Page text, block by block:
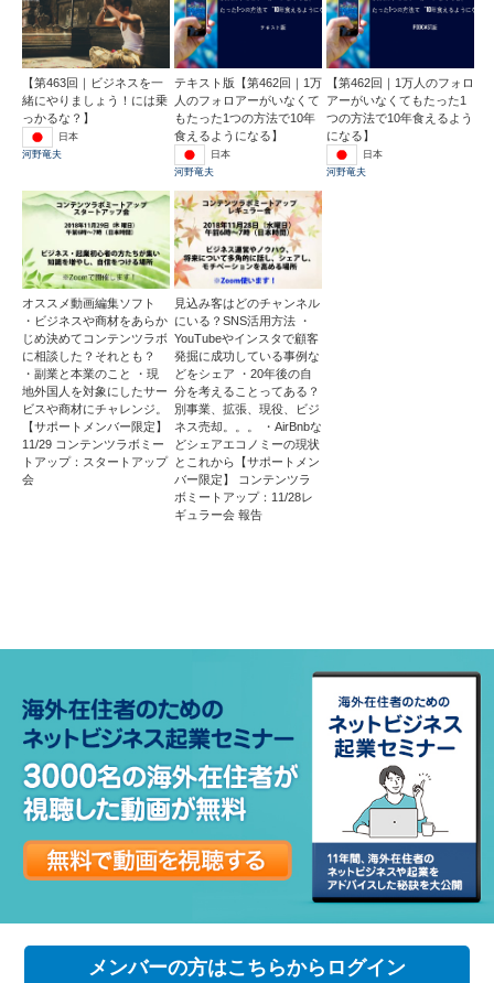
【第463回｜ビジネスを一
緒にやりましょう！には乗
っかるな？】
日本
河野竜夫
テキスト版【第462回｜1万
人のフォロアーがいなくて
もたった1つの方法で10年
食えるようになる】
日本
河野竜夫
【第462回｜1万人のフォロ
アーがいなくてもたった1
つの方法で10年食えるよう
になる】
日本
河野竜夫
オススメ動画編集ソフト
・ビジネスや商材をあらか
じめ決めてコンテンツラボ
に相談した？それとも？
・副業と本業のこと ・現
地外国人を対象にしたサー
ビスや商材にチャレンジ。
【サポートメンバー限定】
11/29 コンテンツラボミー
トアップ：スタートアップ
会
見込み客はどのチャンネル
にいる？SNS活用方法 ・
YouTubeやインスタで顧客
発掘に成功している事例な
どをシェア ・20年後の自
分を考えることってある？
別事業、拡張、現役、ビジ
ネス売却。。。 ・AirBnbな
どシェアエコノミーの現状
とこれから【サポートメン
バー限定】 コンテンツラ
ボミートアップ：11/28レ
ギュラー会 報告
メンバーの方はこちらからログイン